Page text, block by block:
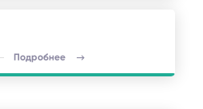
Подробнее